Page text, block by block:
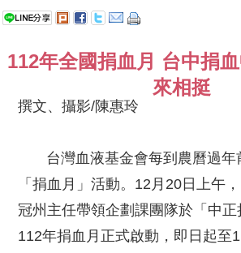
112年全國捐血月 台中捐
來相挺
撰文、攝影/陳惠玲
台灣血液基金會每到農曆過年
「捐血月」活動。12月20日上午
冠州主任帶領企劃課團隊於「中
112年捐血月正式啟動，即日起至